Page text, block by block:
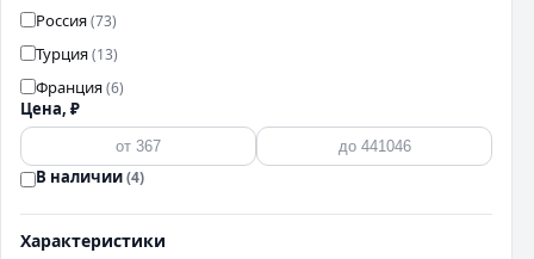
Россия(73)
Турция(13)
Франция(6)
Цена, ₽
В наличии(4)
Характеристики